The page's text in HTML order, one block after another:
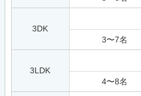
3DK
3〜7名
3LDK
4〜8名